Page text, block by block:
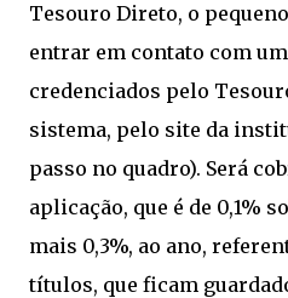
Tesouro Direto, o
entrar em contato com
credenciados pelo
sistema, pelo site da
passo no quadro). Será
aplicação, que é de 0,1%
mais 0,3%, ao ano,
títulos, que ficam